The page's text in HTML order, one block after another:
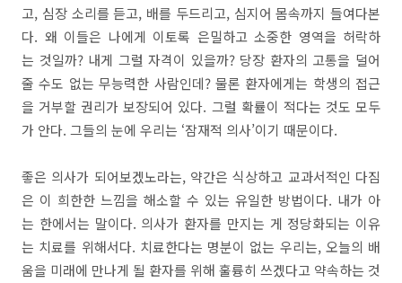
고, 심장 소리를 듣고, 배를 두드리고, 심지어 몸속까지 들여다본
다. 왜 이들은 나에게 이토록 은밀하고 소중한 영역을 허락하
는 것일까? 내게 그럴 자격이 있을까? 당장 환자의 고통을 덜어
줄 수도 없는 무능력한 사람인데? 물론 환자에게는 학생의 접근
을 거부할 권리가 보장되어 있다. 그럴 확률이 적다는 것도 모두
가 안다. 그들의 눈에 우리는 ‘잠재적 의사’이기 때문이다.
좋은 의사가 되어보겠노라는, 약간은 식상하고 교과서적인 다짐
은 이 희한한 느낌을 해소할 수 있는 유일한 방법이다. 내가 아
는 한에서는 말이다. 의사가 환자를 만지는 게 정당화되는 이유
는 치료를 위해서다. 치료한다는 명분이 없는 우리는, 오늘의 배
움을 미래에 만나게 될 환자를 위해 훌륭히 쓰겠다고 약속하는 것